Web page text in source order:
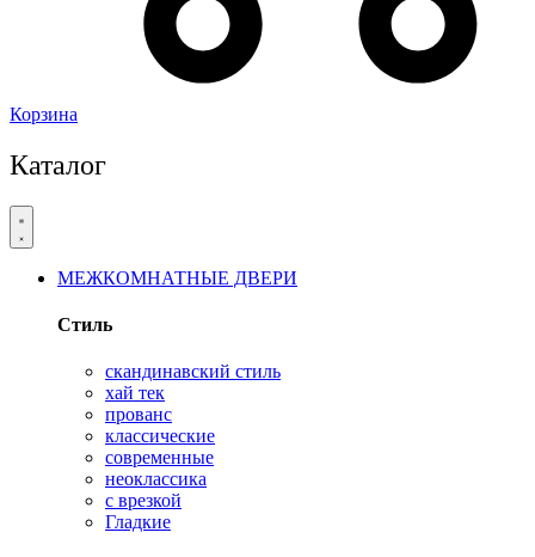
Корзина
Каталог
МЕЖКОМНАТНЫЕ ДВЕРИ
Стиль
скандинавский стиль
хай тек
прованс
классические
современные
неоклассика
с врезкой
Гладкие